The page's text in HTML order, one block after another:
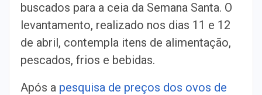
buscados para a ceia da Semana Santa. O
levantamento, realizado nos dias 11 e 12
de abril, contempla itens de alimentação,
pescados, frios e bebidas.
Após a pesquisa de preços dos ovos de